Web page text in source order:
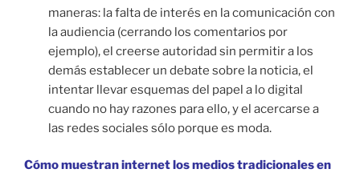
maneras: la falta de interés en la comunicación con
la audiencia (cerrando los comentarios por
ejemplo), el creerse autoridad sin permitir a los
demás establecer un debate sobre la noticia, el
intentar llevar esquemas del papel a lo digital
cuando no hay razones para ello, y el acercarse a
las redes sociales sólo porque es moda.
Cómo muestran internet los medios tradicionales en